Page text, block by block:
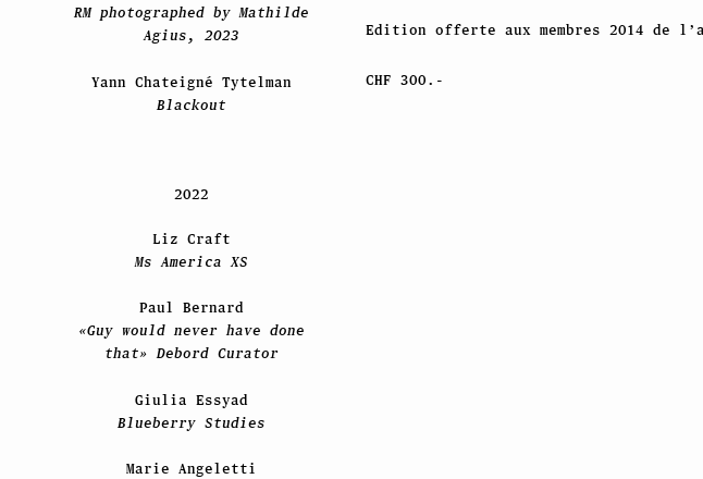
Edition offerte aux membres 2014 de
CHF 300.-
RM photographed by Mathilde
Agius, 2023
Yann Chateigné Tytelman
Blackout
2022
Liz Craft
Ms America XS
Paul Bernard
«Guy would never have done
that» Debord Curator
Giulia Essyad
Blueberry Studies
Marie Angeletti